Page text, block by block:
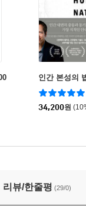
인간 본성의
34,200원
리뷰/한줄평 (29/0)